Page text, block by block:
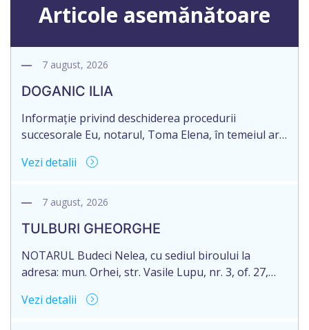
Articole asemănătoare
7 august, 2026
DOGANIC ILIA
Informație privind deschiderea procedurii
succesorale Eu, notarul, Toma Elena, în temeiul art.
notific Moștenitorii/ persoană care are un interes
notariale în urma decesului cet. DOGANIC ILIA,
2007040006216. Eliberarea certificatului de
moștenitor este planificată în prealabil pentru […]
Vezi detalii
7 august, 2026
TULBURI GHEORGHE
NOTARUL Budeci Nelea, cu sediul biroului la
adresa: mun. Orhei, str. Vasile Lupu, nr. 3, of. 27,
în urma decesului cet. TULBURI GHEORGHE,
Vezi detalii